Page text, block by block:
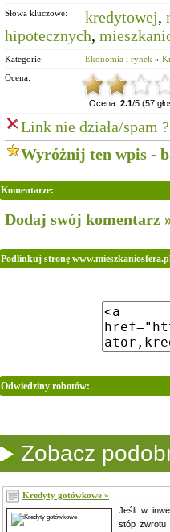
Słowa kluczowe: kredytowej,
hipotecznych,
Kategorie: Ekonomia i rynek »
Ocena:
Ocena: 2.1/5 (57
Link nie działa/spam ?
Wyróżnij ten wpis -
Komentarze:
Dodaj swój komentarz
Podlinkuj stronę
Odwiedziny robotów:
Zobacz
Kredyty gotówkowe »
Jeśli w
stóp zwrotu